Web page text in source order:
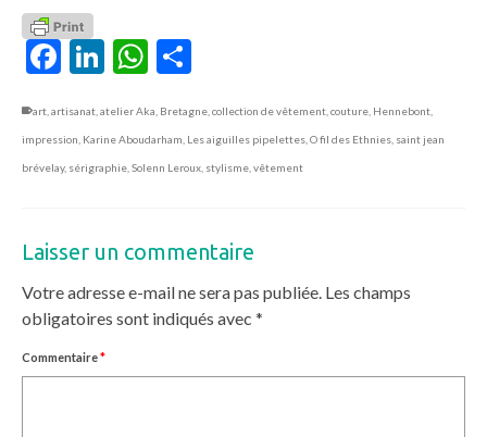
Facebook
LinkedIn
WhatsApp
art,artisanat,atelier Aka, Bretagne,collection de vêtement,couture, Hennebont,
impression, Karine Aboudarham, Les aiguilles pipelettes,O fil des Ethnies, saint jean
brévelay, sérigraphie,Solenn Leroux, stylisme,vêtement
Laisser un commentaire
Votre adresse e-mail ne sera pas publiée. Les champs
obligatoires sont indiqués avec *
Commentaire*